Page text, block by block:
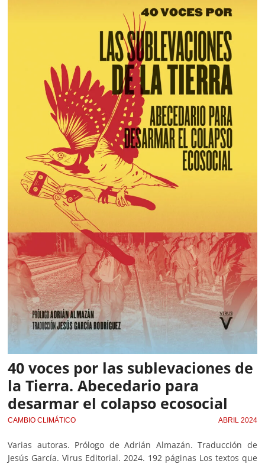
40 voces por las sublevaciones de
la Tierra. Abecedario para
desarmar el colapso ecosocial
CAMBIO CLIMÁTICO ABRIL 2024
Varias autoras. Prólogo de Adrián Almazán. Traducción de
Jesús García. Virus Editorial. 2024. 192 páginas Los textos que